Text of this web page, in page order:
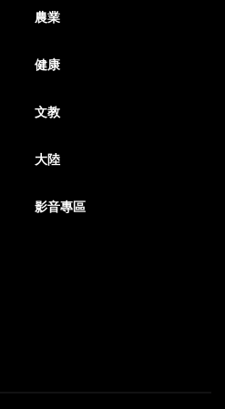
農業
健康
文教
大陸
影音專區